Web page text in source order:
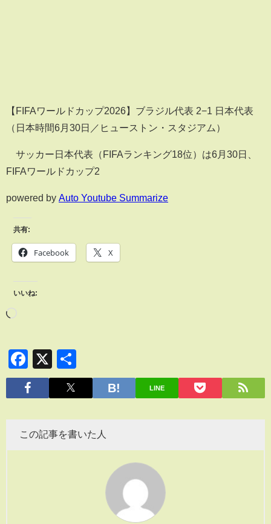
【FIFAワールドカップ2026】ブラジル代表 2−1 日本代表
（日本時間6月30日／ヒューストン・スタジアム）
サッカー日本代表（FIFAランキング18位）は6月30日、
FIFAワールドカップ2
powered by Auto Youtube Summarize
共有:
Facebook X
いいね:
Facebook
X
有
LINE
この記事を書いた人